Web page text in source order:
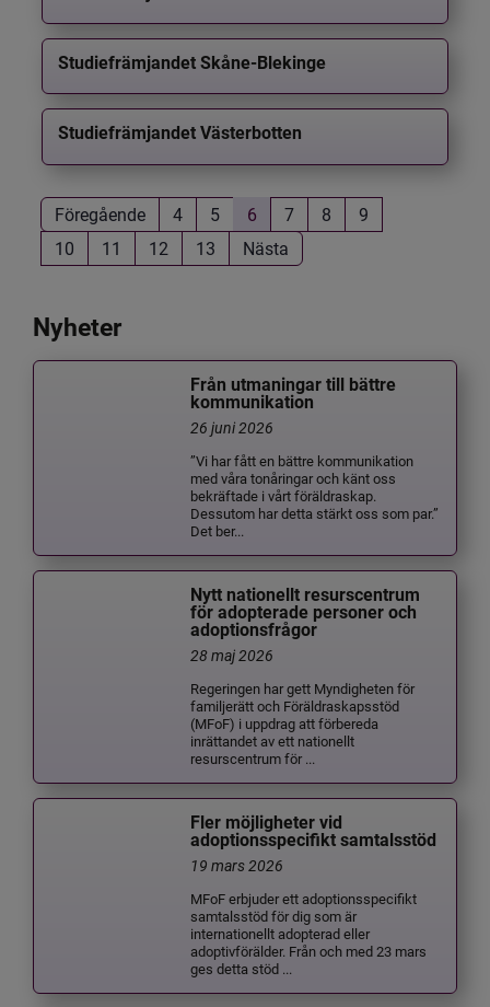
Studiefrämjandet Skåne-Blekinge
Studiefrämjandet Västerbotten
Föregående 4 5 6 7 8
9
10
11 12 13 Nästa
Nyheter
Från utmaningar till bättre
kommunikation
26 juni 2026
”Vi har fått en bättre kommunikation
med våra tonåringar och känt oss
bekräftade i vårt föräldraskap.
Dessutom har detta stärkt oss som par.”
Det ber...
Nytt nationellt resurscentrum
för adopterade personer och
adoptionsfrågor
28 maj 2026
Regeringen har gett Myndigheten för
familjerätt och Föräldraskapsstöd
(MFoF) i uppdrag att förbereda
inrättandet av ett nationellt
resurscentrum för ...
Fler möjligheter vid
adoptionsspecifikt samtalsstöd
19 mars 2026
MFoF erbjuder ett adoptionsspecifikt
samtalsstöd för dig som är
internationellt adopterad eller
adoptivförälder. Från och med 23 mars
ges detta stöd ...